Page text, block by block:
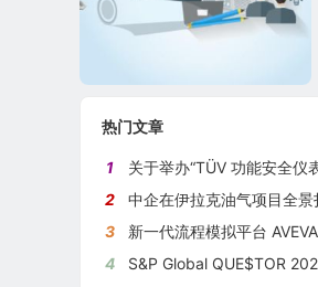
热门文章
1
关于举办“TÜV 功能安全仪
2
中企在伊拉克油气项目全景扫描：
3
新一代流程模拟平台 AVEVA
4
S&P Global QUE$TOR 2025